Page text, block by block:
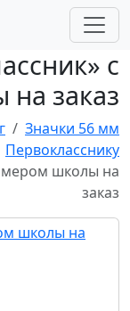
с
заказ
Значки 56 мм
Первокласснику
школы на
заказ